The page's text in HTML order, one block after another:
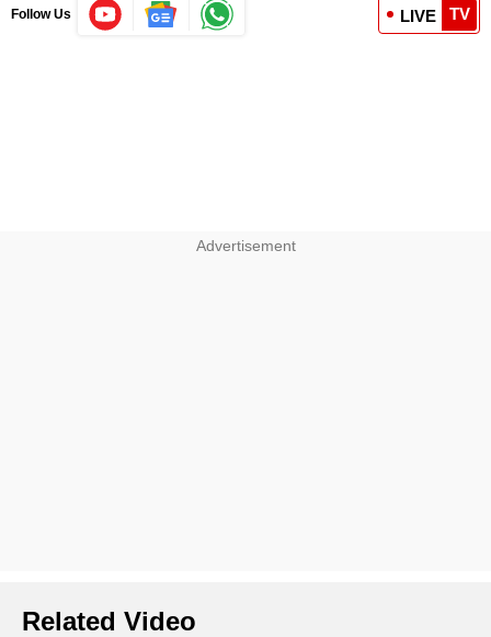
Follow Us LIVE TV
Related Video